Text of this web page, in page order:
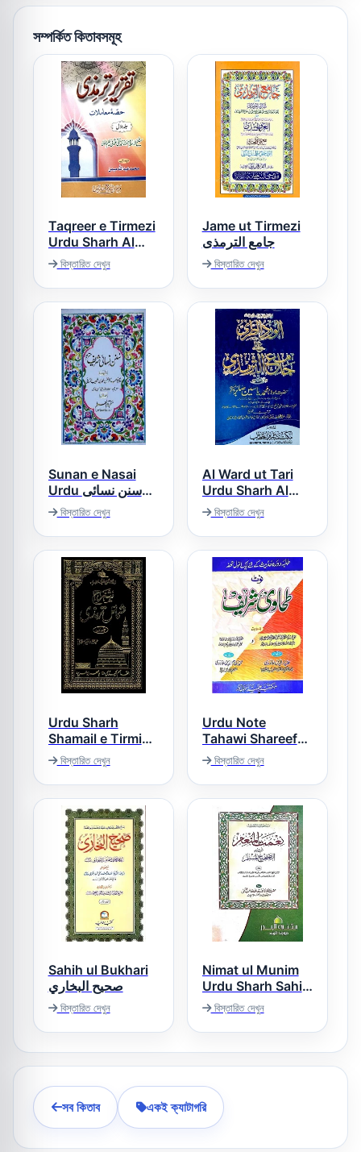
সম্পর্কিত কিতাবসমূহ
Taqreer e Tirmezi
Urdu Sharh Al
Tirmizi Moamlaat
تقریر ترمذی حصہ
معاملات
বিস্তারিত দেখুন
Jame ut Tirmezi
جامع الترمذی
বিস্তারিত দেখুন
Sunan e Nasai
Urdu سنن نسائی
اردو
বিস্তারিত দেখুন
Al Ward ut Tari
Urdu Sharh Al
Tirmizi الورد الطری
اردو شرح جامع
الترمذی
বিস্তারিত দেখুন
Urdu Sharh
Shamail e Tirmizi
شرح شمائل ترمذی
اردو
বিস্তারিত দেখুন
Urdu Note
Tahawi Shareef
اردو نوٹ طحاوی
شریف
বিস্তারিত দেখুন
Sahih ul Bukhari
صحيح البخاري
বিস্তারিত দেখুন
Nimat ul Munim
Urdu Sharh Sahih
Muslim نعمت
المنعم اردو شرح
صحیح مسلم
বিস্তারিত দেখুন
সব কিতাব একই ক্যাটাগরি